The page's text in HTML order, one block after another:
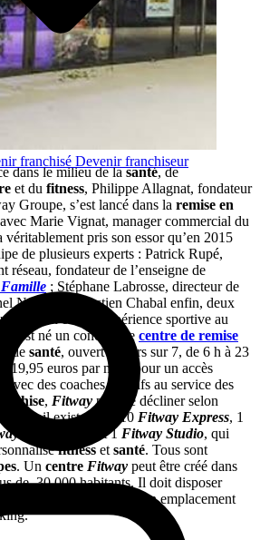
franchisé Devenir franchiseur
dans le milieu de lasanté, de
et du fitness, Philippe Allagnat, fondateur
Groupe, s’est lancé dans la remise en
Marie Vignat, manager commercial du
véritablement pris son essor qu’en 2015
de plusieurs experts : Patrick Rupé,
réseau, fondateur de l’enseigne de
; Stéphane Labrosse, directeur de
Nallet et Sébastien Chabal enfin, deux
passion et leur expérience sportive au
est né un concept de centre de remise
et de santé, ouvert 7 jours sur 7, de 6 h à 23
19,95 euros par mois pour un accès
des coaches sportifs au service des
, Fitway peut se décliner selon
il existe ainsi 10 Fitway Express, 1
Box & Gym et 1 Fitway Studio, qui
fitness et santé. Tous sont
. Un centre Fitway peut être créé dans
de 30 000 habitants. Il doit disposer
4 00 m² et bénéficier d’un emplacement